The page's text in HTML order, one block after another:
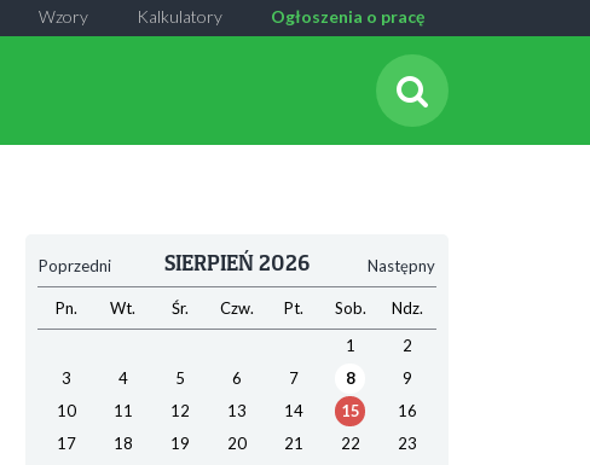
Ogłoszenia o pracę
Kalkulatory
Wzory
Poprzedni Następny
SIERPIEŃ 2026
Pn. Wt. Śr. Czw. Pt. Sob.
Ndz.
1
2
3
4 5 6 7 8
9
10
11 12 13 14 15
16
17
18 19 20 21 22
23